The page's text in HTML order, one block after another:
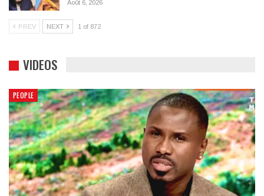
Août 6, 2026
PREV NEXT 1 of 872
VIDEOS
PEOPLE